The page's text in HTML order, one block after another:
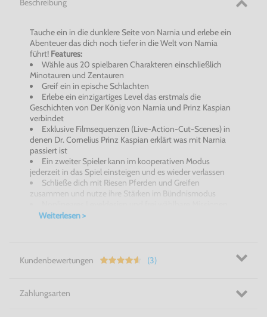
Beschreibung
Tauche ein in die dunklere Seite von Narnia und erlebe ein
Abenteuer das dich noch tiefer in die Welt von Narnia
führt! Features:
Wähle aus 20 spielbaren Charakteren einschließlich
Minotauren und Zentauren
Greif ein in epische Schlachten
Erlebe ein einzigartiges Level das erstmals die
Geschichten von Der König von Narnia und Prinz Kaspian
verbindet
Exklusive Filmsequenzen (Live-Action-Cut-Scenes) in
denen Dr. Cornelius Prinz Kaspian erklärt was mit Narnia
passiert ist
Ein zweiter Spieler kann im kooperativen Modus
jederzeit in das Spiel einsteigen und es wieder verlassen
Schließe dich mit Riesen Pferden und Greifen
zusammen und nutze ihre Stärken im Bündnismodus
Weiterlesen >
Kundenbewertungen (3)
Zahlungsarten